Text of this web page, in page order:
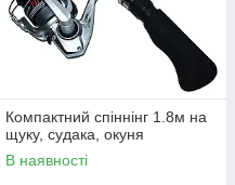
Компактний спіннінг 1.8м на
щуку, судака, окуня
В наявності